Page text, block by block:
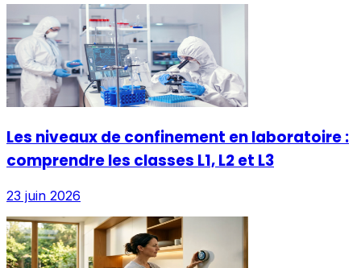
Les niveaux de confinement en laboratoire :
comprendre les classes L1, L2 et L3
23 juin 2026